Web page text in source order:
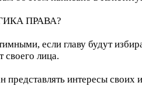
ПРАВА?
если главу будут
своего лица.
представлять интересы своих